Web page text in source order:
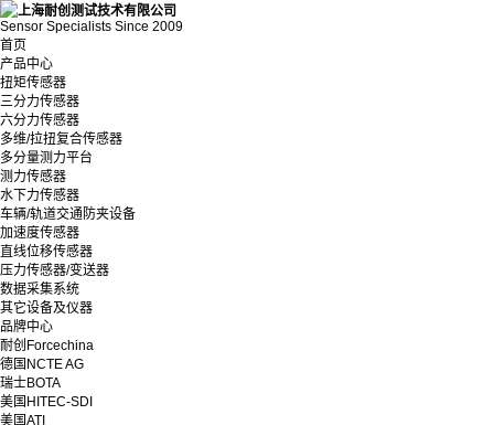
Sensor Specialists Since 2009
首页
产品中心
扭矩传感器
三分力传感器
六分力传感器
多维/拉扭复合传感器
多分量测力平台
测力传感器
水下力传感器
车辆/轨道交通防夹设备
加速度传感器
直线位移传感器
压力传感器/变送器
数据采集系统
其它设备及仪器
品牌中心
耐创Forcechina
德国NCTE AG
瑞士BOTA
美国HITEC-SDI
美国ATI